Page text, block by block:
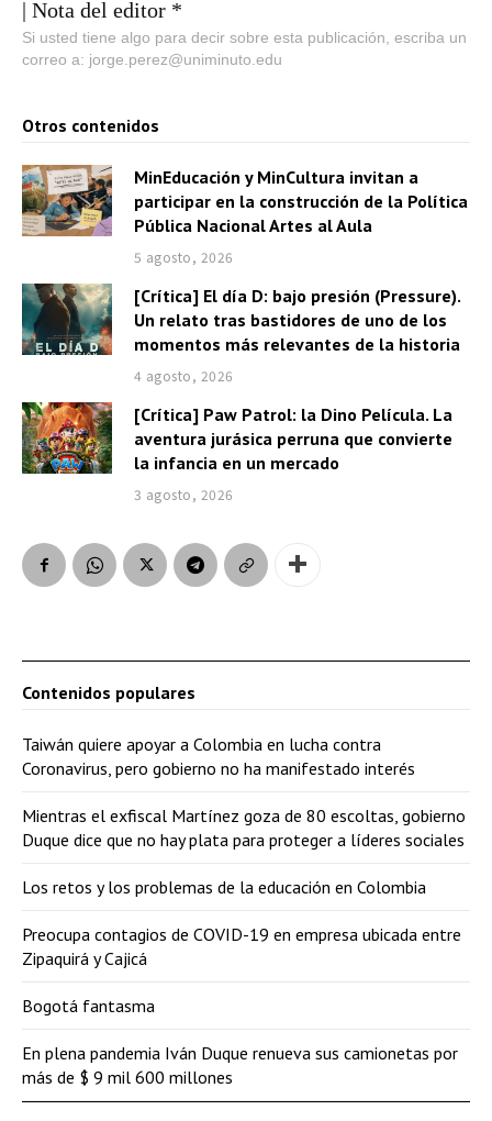
o
r
e
u
d
o
| Nota del editor *
Si usted tiene algo para decir sobre esta publicación, escriba un
correo a: jorge.perez@uniminuto.edu
Otros contenidos
MinEducación y MinCultura invitan a
participar en la construcción de la Política
Pública Nacional Artes al Aula
5 agosto, 2026
[Crítica] El día D: bajo presión (Pressure).
Un relato tras bastidores de uno de los
momentos más relevantes de la historia
4 agosto, 2026
[Crítica] Paw Patrol: la Dino Película. La
aventura jurásica perruna que convierte
la infancia en un mercado
3 agosto, 2026
Contenidos populares
Taiwán quiere apoyar a Colombia en lucha contra
Coronavirus, pero gobierno no ha manifestado interés
Mientras el exfiscal Martínez goza de 80 escoltas, gobierno
Duque dice que no hay plata para proteger a líderes sociales
Los retos y los problemas de la educación en Colombia
Preocupa contagios de COVID-19 en empresa ubicada entre
Zipaquirá y Cajicá
Bogotá fantasma
En plena pandemia Iván Duque renueva sus camionetas por
más de $ 9 mil 600 millones